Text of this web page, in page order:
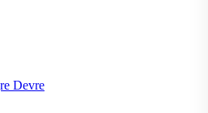
Devre